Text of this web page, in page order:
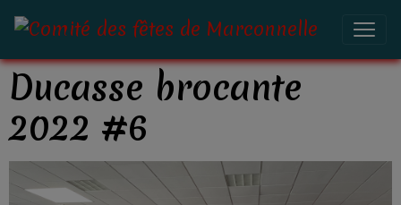
Ducasse brocante
2022 #6